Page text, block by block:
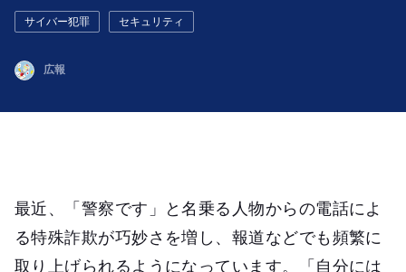
サイバー犯罪 セキュリティ
広報
最近、「警察です」と名乗る人物からの電話によ
る特殊詐欺が巧妙さを増し、報道などでも頻繁に
取り上げられるようになっています。「自分には